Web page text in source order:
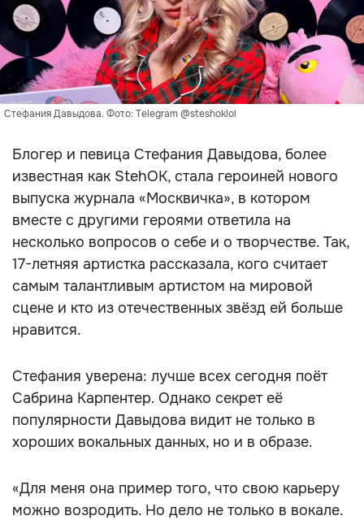
Стефания Давыдова. Фото: Telegram @steshoklol
Блогер и певица Стефания Давыдова, более
известная как StehOK, стала героиней нового
выпуска журнала «Москвичка», в котором
вместе с другими героями ответила на
несколько вопросов о себе и о творчестве. Так,
17-летняя артистка рассказала, кого считает
самым талантливым артистом на мировой
сцене и кто из отечественных звёзд ей больше
нравится.
Стефания уверена: лучше всех сегодня поёт
Сабрина Карпентер. Однако секрет её
популярности Давыдова видит не только в
хороших вокальных данных, но и в образе.
«Для меня она пример того, что свою карьеру
можно возродить. Но дело не только в вокале.